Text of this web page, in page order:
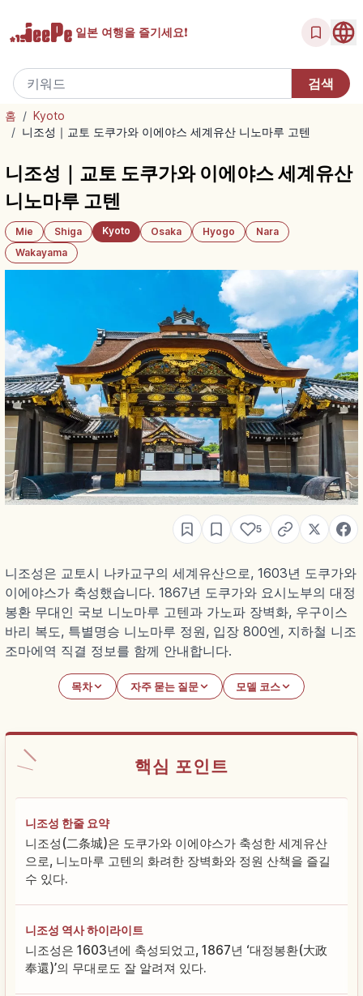
일본 여행을 즐기세요!
홈 / Kyoto
/ 니조성｜교토 도쿠가와 이에야스 세계유산 니노마루 고텐
니조성｜교토 도쿠가와 이에야스 세계유산
니노마루 고텐
Mie Shiga Kyoto Osaka Hyogo
Nara
Wakayama
5
니조성은 교토시 나카교구의 세계유산으로, 1603년 도쿠가와
이에야스가 축성했습니다. 1867년 도쿠가와 요시노부의 대정
봉환 무대인 국보 니노마루 고텐과 가노파 장벽화, 우구이스
바리 복도, 특별명승 니노마루 정원, 입장 800엔, 지하철 니조
조마에역 직결 정보를 함께 안내합니다.
목차 자주 묻는 질문 모델 코스
핵심 포인트
니조성 한줄 요약
니조성(二条城)은 도쿠가와 이에야스가 축성한 세계유산
으로, 니노마루 고텐의 화려한 장벽화와 정원 산책을 즐길
수 있다.
니조성 역사 하이라이트
니조성은 1603년에 축성되었고, 1867년 ‘대정봉환(大政
奉還)’의 무대로도 잘 알려져 있다.